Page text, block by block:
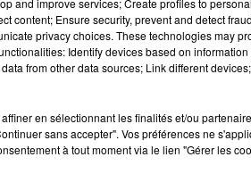
content; Ensure security, prevent and detect
privacy choices. These technologies may
Identify devices based on
from other data sources; Link different
en sélectionnant les finalités et/ou
sans accepter". Vos préférences ne
à tout moment via le lien "Gérer les